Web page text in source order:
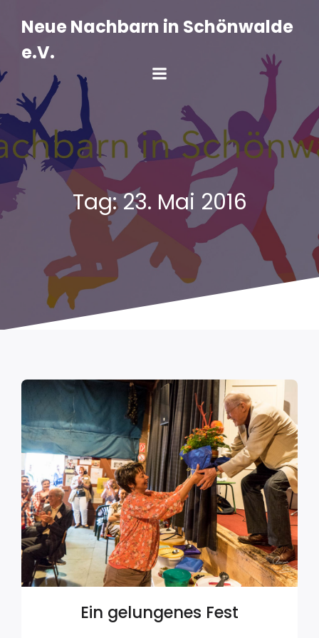
Inhalt
springenNeue Nachbarn in Schönwalde
e.V.
Tag:23. Mai 2016
Ein gelungenes Fest